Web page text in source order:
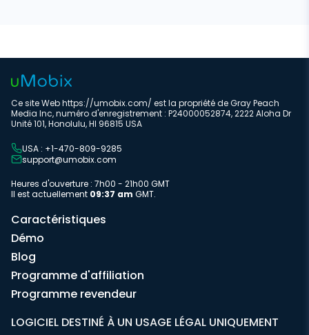
Ce site Web https://umobix.com/ est la propriété de Gray Peach
Media Inc, numéro d'enregistrement : P24000052874, 2222 Aloha Dr
Unité 101, Honolulu, HI 96815 USA
USA : +1-470-809-9285
support@umobix.com
Heures d'ouverture : 7h00 - 21h00 GMT
Il est actuellement 09:37 am GMT.
Caractéristiques
Démo
Blog
Programme d'affiliation
Programme revendeur
LOGICIEL DESTINÉ À UN USAGE LÉGAL UNIQUEMENT